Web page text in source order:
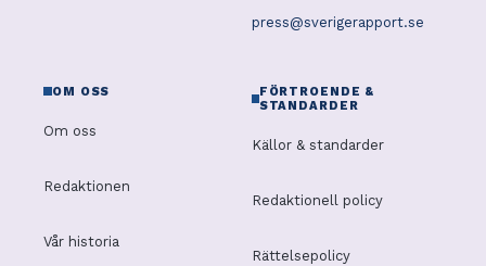
press@sverigerapport.se
OM OSS
Om oss
Redaktionen
Vår historia
FÖRTROENDE &
STANDARDER
Källor & standarder
Redaktionell policy
Rättelsepolicy